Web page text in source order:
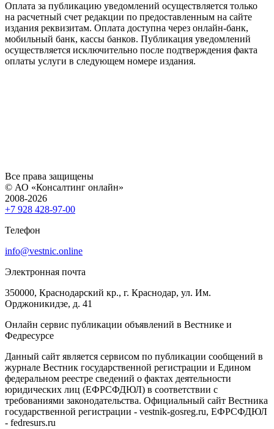
Оплата за публикацию уведомлений осуществляется только
на расчетный счет редакции по предоставленным на сайте
издания реквизитам. Оплата доступна через онлайн-банк,
мобильный банк, кассы банков. Публикация уведомлений
осуществляется исключительно после подтверждения факта
оплаты услуги в следующем номере издания.
Все права защищены
© АО «Консалтинг онлайн»
2008-2026
+7 928 428-97-00
Телефон
info@vestnic.online
Электронная почта
350000, Краснодарский кр., г. Краснодар, ул. Им.
Орджоникидзе, д. 41
Онлайн сервис публикации объявлений в Вестнике и
Федресурсе
Данный сайт является сервисом по публикации сообщений в
журнале Вестник государственной регистрации и Едином
федеральном реестре сведений о фактах деятельности
юридических лиц (ЕФРСФДЮЛ) в соответствии с
требованиями законодательства. Официальный сайт Вестника
государственной регистрации - vestnik-gosreg.ru, ЕФРСФДЮЛ
- fedresurs.ru